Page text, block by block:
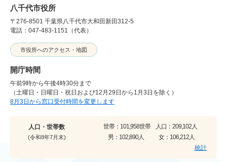
八千代市役所
〒276-8501 千葉県八千代市大和田新田312-5
電話：047-483-1151（代表）
市役所へのアクセス・地図
開庁時間
午前9時から午後4時30分まで
（土曜日・日曜日・祝日および12月29日から1月3日を除く）
8月3日から窓口受付時間を変更します
人口・世帯数
(令和8年7月末)
世帯： 101,958世帯 人口： 209,102人
男： 102,890人 女： 106,212人
統計